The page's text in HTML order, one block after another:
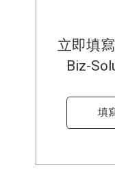
立即填
Biz-
填